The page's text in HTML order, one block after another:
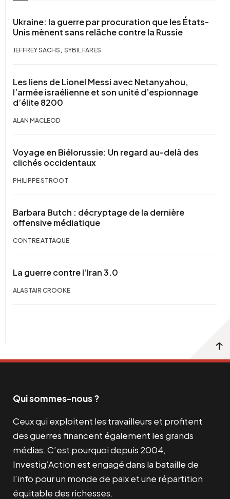
Ukraine: la guerre par procuration que les États-
Unis mènent sans relâche contre la Russie
JEFFREY SACHS , SYBIL FARES
Les liens de Lionel Messi avec Netanyahou,
l’armée israélienne et son unité d’espionnage
d’élite 8200
ALAN MACLEOD
Voyage en Biélorussie: Un regard au-delà des
clichés occidentaux
PHILIPPE STROOT
Barbara Butch : décryptage de la dernière
offensive médiatique
CONTRE ATTAQUE
La guerre contre l’Iran 3.0
ALASTAIR CROOKE
Qui sommes-nous ?
Ceux qui exploitent les travailleurs et profitent
des guerres financent également les grands
médias. C’est pourquoi depuis 2004,
Investig’Action est engagé dans la bataille de
l’info pour un monde de paix et une répartition
équitable des richesses.